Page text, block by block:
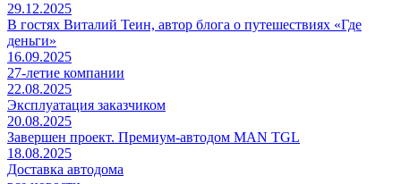
29.12.2025
В гостях Виталий Теин, автор блога о путешествиях «Где
деньги»
16.09.2025
27-летие компании
22.08.2025
Эксплуатация заказчиком
20.08.2025
Завершен проект. Премиум-автодом MAN TGL
18.08.2025
Доставка автодома